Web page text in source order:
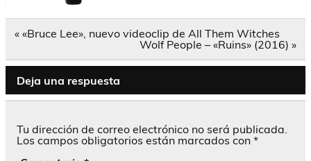
Navegación
« «Bruce Lee», nuevo videoclip de All Them Witches
Wolf People – «Ruins» (2016) »
Deja una respuesta
Tu dirección de correo electrónico no será publicada.
Los campos obligatorios están marcados con *